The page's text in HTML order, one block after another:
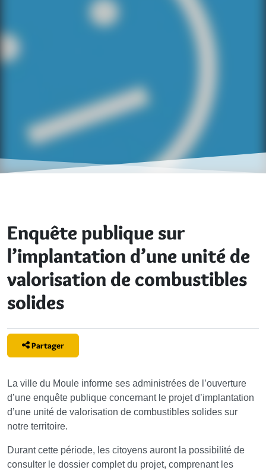
Enquête publique sur
l’implantation d’une unité de
valorisation de combustibles
solides
Partager
La ville du Moule informe ses administrées de l’ouverture
d’une enquête publique concernant le projet d’implantation
d’une unité de valorisation de combustibles solides sur
notre territoire.
Durant cette période, les citoyens auront la possibilité de
consulter le dossier complet du projet, comprenant les